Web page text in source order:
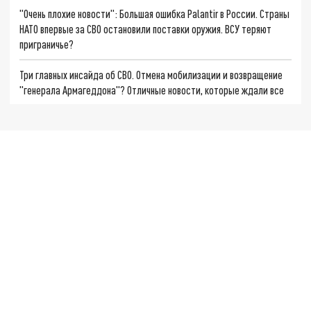
"Очень плохие новости": Большая ошибка Palantir в России. Страны
НАТО впервые за СВО остановили поставки оружия. ВСУ теряют
приграничье?
Три главных инсайда об СВО. Отмена мобилизации и возвращение
"генерала Армагеддона"? Отличные новости, которые ждали все